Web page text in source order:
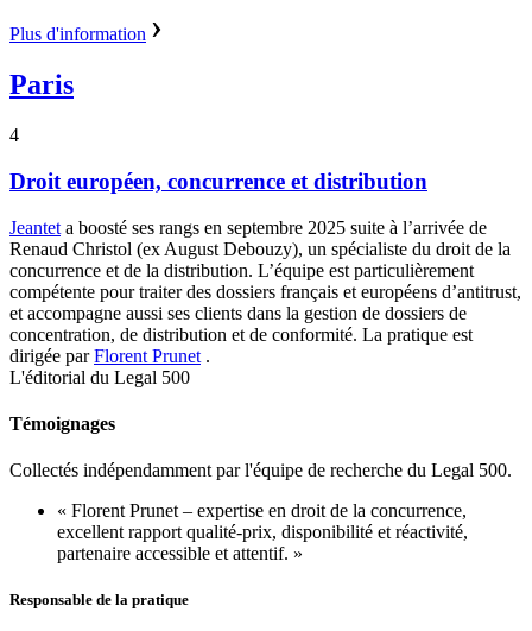
Plus d'information
Paris
4
Droit européen, concurrence et distribution
Jeantet a boosté ses rangs en septembre 2025 suite à l’arrivée de
Renaud Christol (ex August Debouzy), un spécialiste du droit de la
concurrence et de la distribution. L’équipe est particulièrement
compétente pour traiter des dossiers français et européens d’antitrust,
et accompagne aussi ses clients dans la gestion de dossiers de
concentration, de distribution et de conformité. La pratique est
dirigée parFlorent Prunet .
L'éditorial du Legal 500
Témoignages
Collectés indépendamment par l'équipe de recherche du Legal 500.
« Florent Prunet – expertise en droit de la concurrence,
excellent rapport qualité-prix, disponibilité et réactivité,
partenaire accessible et attentif. »
Responsable de la pratique